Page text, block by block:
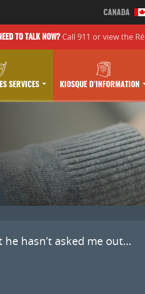
CANADA
TO TALK NOW? Call 911 orview the
SERVICES KIOSQUE D’INFORMATION
hasn’t asked me out…